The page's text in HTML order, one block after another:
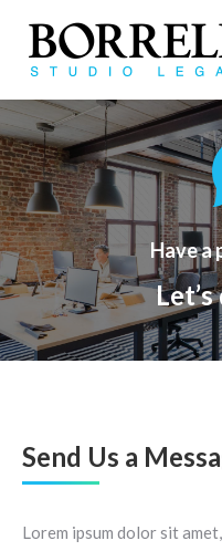
Have a
Send Us a
Lorem ipsum dolor sit